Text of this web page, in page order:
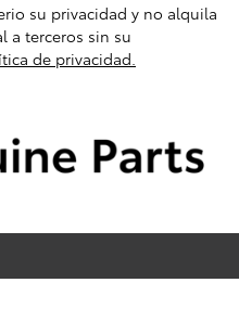
su privacidad y no alquila
a terceros sin su
de privacidad.